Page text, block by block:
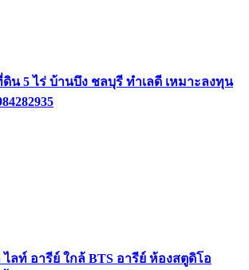
น 5 ไร่ บ้านบึง ชลบุรี ทำเลดี เหมาะลงทุน
ลท์ อารีย์ ใกล้ BTS อารีย์ ห้องสตูดิโอ